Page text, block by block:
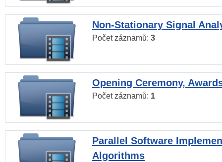
Non-Stationary Signal
Počet záznamů: 3
Opening Ceremony,
Počet záznamů: 1
Parallel Software
Algorithms